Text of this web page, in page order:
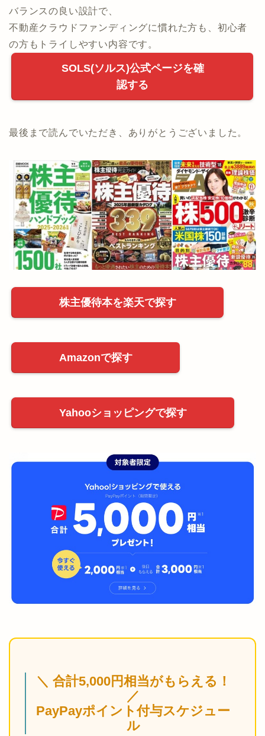
バランスの良い設計で、
不動産クラウドファンディングに慣れた方も、初心者
の方もトライしやすい内容です。
SOLS(ソルス)公式ページを確
認する
最後まで読んでいただき、ありがとうございました。
株主優待本を楽天で探す
Amazonで探す
Yahooショッピングで探す
＼ 合計5,000円相当がもらえる！
／
PayPayポイント付与スケジュー
ル